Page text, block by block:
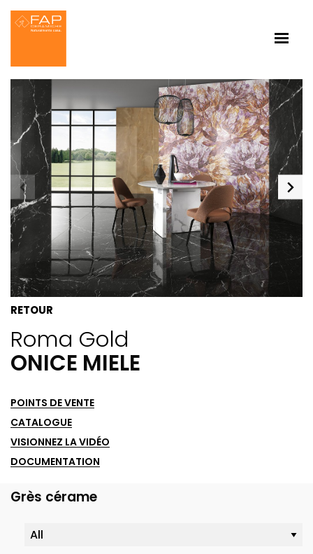
RETOUR
Roma Gold
ONICE MIELE
POINTS DE VENTE
CATALOGUE
VISIONNEZ LA VIDÉO
DOCUMENTATION
Grès cérame